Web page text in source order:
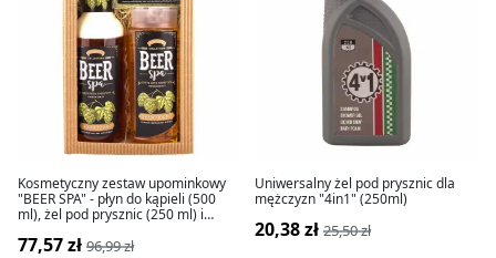
Kosmetyczny zestaw upominkowy
"BEER SPA" - płyn do kąpieli (500
ml), żel pod prysznic (250 ml) i
77,57 zł 96,99 zł
Uniwersalny żel pod prysznic dla
mężczyzn "4in1" (250ml)
20,38 zł 25,50 zł